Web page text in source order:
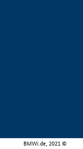
BMWi.de, 2021 ©